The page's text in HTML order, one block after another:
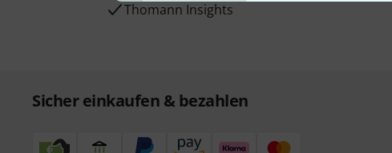
Thomann Insights
Sicher einkaufen & bezahlen